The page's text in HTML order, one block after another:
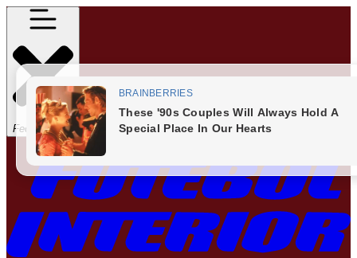
Fechar Menu